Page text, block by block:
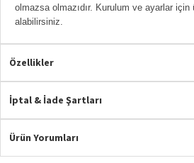
olmazsa olmazıdır. Kurulum ve ayarlar
alabilirsiniz.
Özellikler
İptal & İade Şartları
Ürün Yorumları